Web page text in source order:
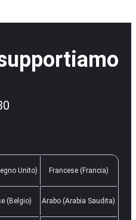
Unito) Francese (Francia)
(Belgio) Arabo (Arabia Saudita)